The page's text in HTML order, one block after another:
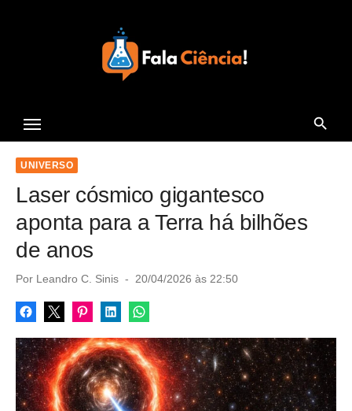
c
UNIVERSO
Laser cósmico gigantesco
aponta para a Terra há bilhões
de anos
Por Leandro C. Sinis
P
s
t
d
o
n
20/04/2026 às 22:50